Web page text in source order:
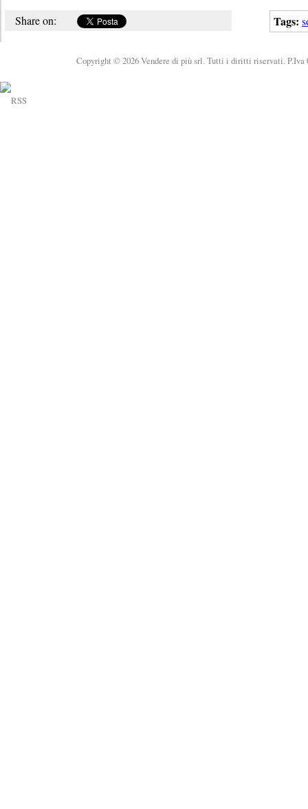
Tags:
Share on:
Copyright © 2026 Vendere di più srl. Tutti i diritti riservati. P.Iva